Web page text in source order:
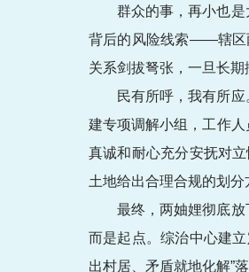
群众的事，再小也
背后的风险线索——辖区
关系剑拔弩张，一旦长期
民有所呼，我有所
建专项调解小组，工作
真诚和耐心充分安抚对
土地给出合理合规的划分
最终，两妯娌彻底
而是起点。综治中心建
出村居、矛盾就地化解”落